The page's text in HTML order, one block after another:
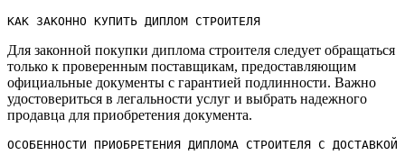
КАК ЗАКОННО КУПИТЬ ДИПЛОМ СТРОИТЕЛЯ
Для законной покупки диплома строителя следует обращаться
только к проверенным поставщикам, предоставляющим
официальные документы с гарантией подлинности.​ Важно
удостовериться в легальности услуг и выбрать надежного
продавца для приобретения документа.​
ОСОБЕННОСТИ ПРИОБРЕТЕНИЯ ДИПЛОМА СТРОИТЕЛЯ С ДОСТАВКОЙ